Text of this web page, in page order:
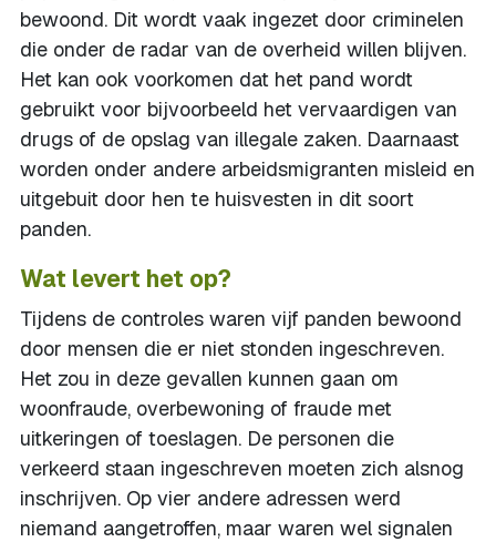
bewoond. Dit wordt vaak ingezet door criminelen
die onder de radar van de overheid willen blijven.
Het kan ook voorkomen dat het pand wordt
gebruikt voor bijvoorbeeld het vervaardigen van
drugs of de opslag van illegale zaken. Daarnaast
worden onder andere arbeidsmigranten misleid en
uitgebuit door hen te huisvesten in dit soort
panden.
Wat levert het op?
Tijdens de controles waren vijf panden bewoond
door mensen die er niet stonden ingeschreven.
Het zou in deze gevallen kunnen gaan om
woonfraude, overbewoning of fraude met
uitkeringen of toeslagen. De personen die
verkeerd staan ingeschreven moeten zich alsnog
inschrijven. Op vier andere adressen werd
niemand aangetroffen, maar waren wel signalen